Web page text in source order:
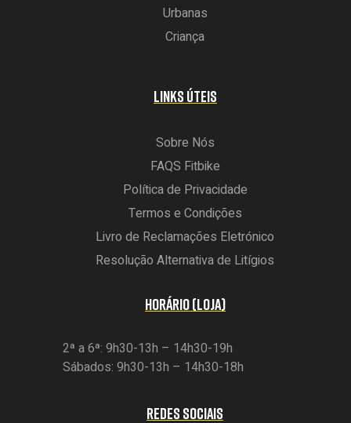
Urbanas
Criança
LINKS ÚTEIS
Sobre Nós
FAQS Fitbike
Política de Privacidade
Termos e Condições
Livro de Reclamações Eletrónico
Resolução Alternativa de Litígios
HORÁRIO (LOJA)
2ª a 6ª: 9h30-13h – 14h30-19h
Sábados: 9h30-13h – 14h30-18h
REDES SOCIAIS